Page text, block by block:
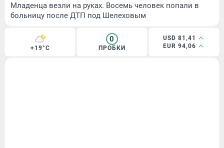
Младенца везли на руках. Восемь человек попали в
больницу после ДТП под Шелеховым
+19°C
0
ПРОБКИ
USD 81,41
EUR 94,06